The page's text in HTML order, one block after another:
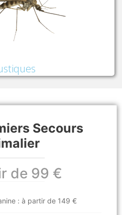
Secours
de 99 €
: à partir de 149 €